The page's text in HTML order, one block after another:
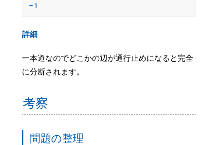
-1
詳細
一本道なのでどこかの辺が通行止めになると完全
に分断されます。
考察
問題の整理